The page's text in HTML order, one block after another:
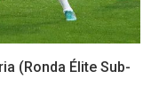
(Ronda Élite Sub-